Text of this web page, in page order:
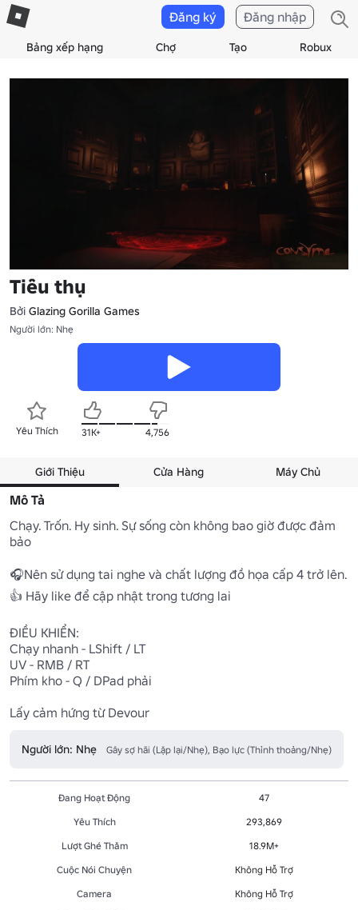
Bảng xếp hạng Chợ Tạo Robux
Đăng ký Đăng nhập
Tiêu thụ
Bởi Glazing Gorilla Games
Người lớn: Nhẹ
Yêu Thích 31K+ 4,756
Giới Thiệu Cửa Hàng Máy Chủ
Mô Tả
Chạy. Trốn. Hy sinh. Sự sống còn không bao giờ được đảm
bảo
🎧Nên sử dụng tai nghe và chất lượng đồ họa cấp 4 trở lên.
👍 Hãy like để cập nhật trong tương lai
ĐIỀU KHIỂN:
Chạy nhanh - LShift / LT
UV - RMB / RT
Phím kho - Q / DPad phải
Lấy cảm hứng từ Devour
Người lớn: Nhẹ Gây sợ hãi (Lặp lại/Nhẹ), Bạo lực (Thỉnh thoảng/Nhẹ)
Đang Hoạt Động
47
Yêu Thích
293,869
Lượt Ghé Thăm
18.9M+
Cuộc Nói Chuyện
Không Hỗ Trợ
Camera
Không Hỗ Trợ